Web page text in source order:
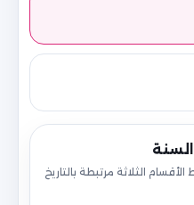
الثلاثة مرتبطة بالتاريخ